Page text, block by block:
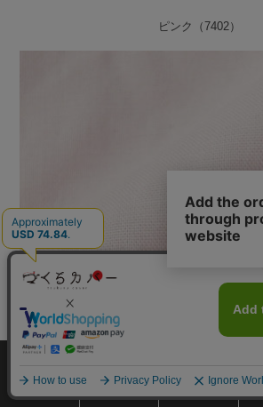
ピンク（7402）
商品をさがす
サイズ
お買物ガイド